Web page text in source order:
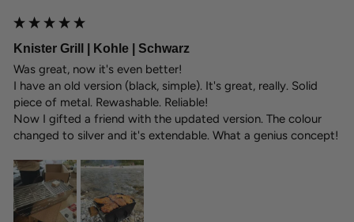
Knister Grill | Kohle | Schwarz
Was great, now it's even better!
I have an old version (black, simple). It's great, really. Solid
piece of metal. Rewashable. Reliable!
Now I gifted a friend with the updated version. The colour
changed to silver and it's extendable. What a genius concept!